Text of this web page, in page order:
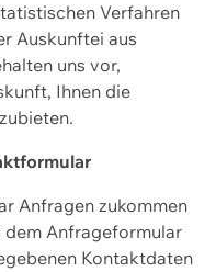
Verfahren
Auskunftei aus
uns vor,
Ihnen die
Anfragen zukommen
dem Anfrageformular
Kontaktdaten